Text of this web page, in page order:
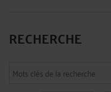
RECHERCHE